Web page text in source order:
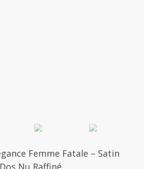
Femme Fatale – Satin
Nu Raffiné